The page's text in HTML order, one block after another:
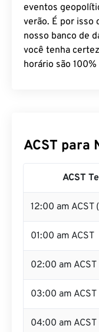
eventos
verão. É por isso
nosso banco de
você tenha
horário são
ACST para
ACST
12:00 am
01:00 am ACST
02:00 am ACST
03:00 am ACST
04:00 am ACST